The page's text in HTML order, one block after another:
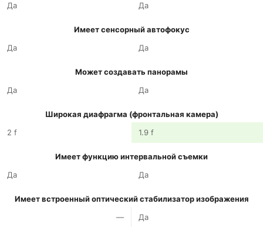
Да
Да
Имеет сенсорный автофокус
Да
Да
Может создавать панорамы
Да
Да
Широкая диафрагма (фронтальная камера)
2 f
1.9 f
Имеет функцию интервальной съемки
Да
Да
Имеет встроенный оптический стабилизатор изображения
—
Да